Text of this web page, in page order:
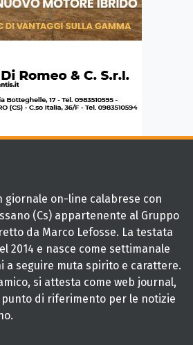
giornale on-line calabrese con
(Cs) appartenente al Gruppo
da Marco Lefosse. La testata
2014 e nasce come settimanale
a seguire muta spirito e carattere.
si attesta come web journal,
di riferimento per le notizie